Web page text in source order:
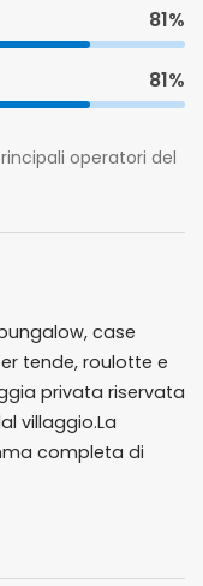
81%
81%
operatori del
case
tende, roulotte e
privata riservata
villaggio.La
completa di